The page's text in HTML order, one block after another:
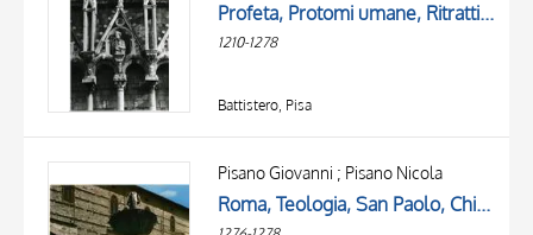
Profeta, Protomi umane, Ritratti maschili, Apostolo
1210-1278
Battistero, Pisa
Pisano Giovanni ; Pisano Nicola
Roma, Teologia, San Paolo, Chierico, San Lorenzo